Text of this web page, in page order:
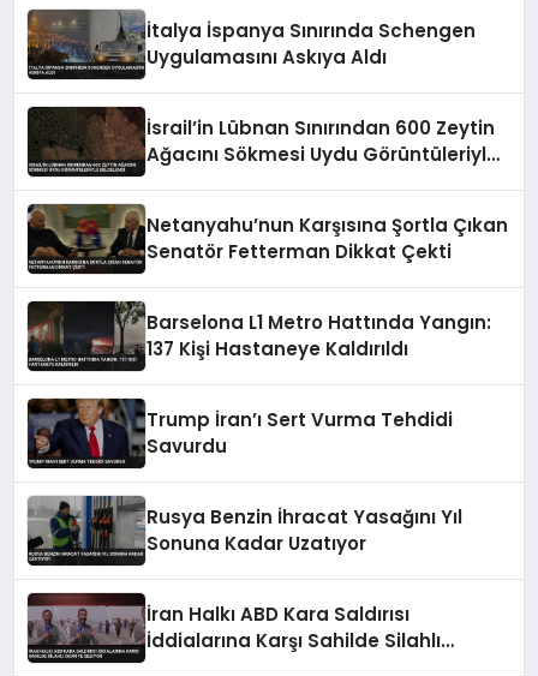
İtalya İspanya Sınırında Schengen
Uygulamasını Askıya Aldı
İsrail’in Lübnan Sınırından 600 Zeytin
Ağacını Sökmesi Uydu Görüntüleriyle
Netanyahu’nun Karşısına Şortla Çıkan
Senatör Fetterman Dikkat Çekti
Barselona L1 Metro Hattında Yangın:
137 Kişi Hastaneye Kaldırıldı
Trump İran’ı Sert Vurma Tehdidi
Savurdu
Rusya Benzin İhracat Yasağını Yıl
Sonuna Kadar Uzatıyor
İran Halkı ABD Kara Saldırısı
İddialarına Karşı Sahilde Silahlı